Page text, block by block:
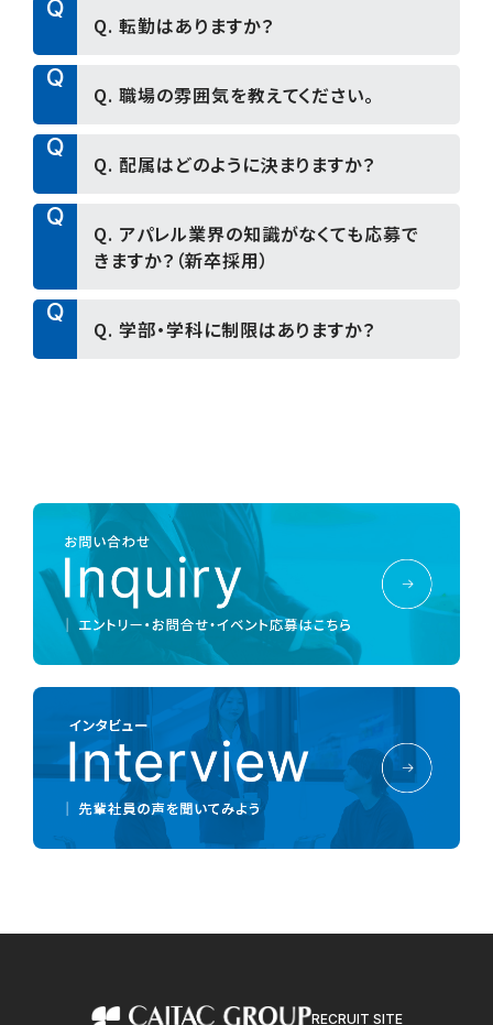
A
A. 「誠実」「チャレンジ」「変化対応」を大切にして
姿勢を重視しています。
Q
Q. 転勤はありますか？
A
A. 職種や配属先により可能性はありますが、
定期的に転勤をするような制度はありません。
Q
Q. 職場の雰囲気を教えてください。
A
A. 風通しがよく、相談しやすい職場です。
Q
Q. 配属はどのように決まりますか？
A
A. 初期配属地は選択可能です。
面接段階で聞き取りをさせていただきます。
配属部署については、適性や希望を考慮し、総合
入社前後でしっかり面談を行い、納得感を大切に
しています。
Q
Q. アパレル業界の知識がなくても応募で
きますか？（新卒採用）
A
A. 問題ありません。
Q
Q. 学部・学科に制限はありますか？
業見込み者にご応募を限らせていただきます。
RECRUIT SITE